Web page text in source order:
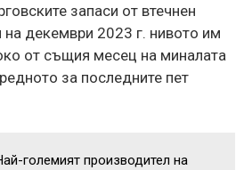
запаси от втечнен
на декември 2023 г. нивото им
от същия месец на миналата
за последните пет
големият производител на